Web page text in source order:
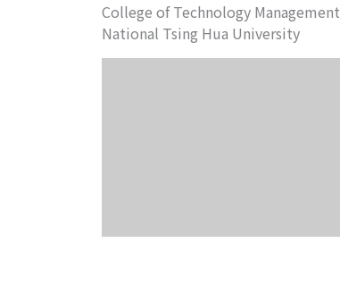
College of Technology Management
National Tsing Hua University